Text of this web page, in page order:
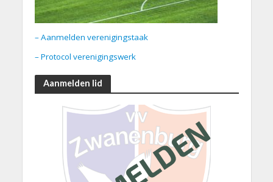
– Aanmelden verenigingstaak
– Protocol verenigingswerk
Aanmelden lid